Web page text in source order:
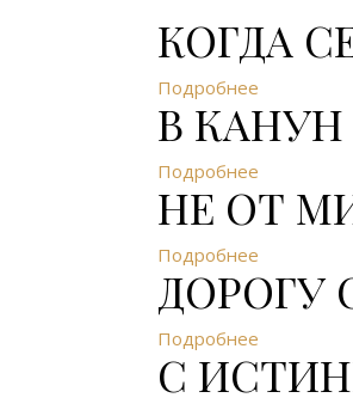
КОГДА
Подробнее
В
Подробнее
НЕ ОТ
Подробнее
Подробнее
С